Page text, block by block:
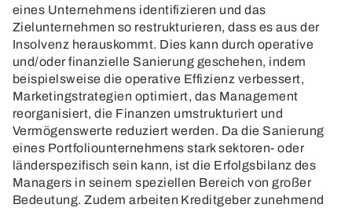
eines Unternehmens identifizieren und das
Zielunternehmen so restrukturieren, dass es aus der
Insolvenz herauskommt. Dies kann durch operative
und/oder finanzielle Sanierung geschehen, indem
beispielsweise die operative Effizienz verbessert,
Marketingstrategien optimiert, das Management
reorganisiert, die Finanzen umstrukturiert und
Vermögenswerte reduziert werden. Da die Sanierung
eines Portfoliounternehmens stark sektoren- oder
länderspezifisch sein kann, ist die Erfolgsbilanz des
Managers in seinem speziellen Bereich von großer
Bedeutung. Zudem arbeiten Kreditgeber zunehmend